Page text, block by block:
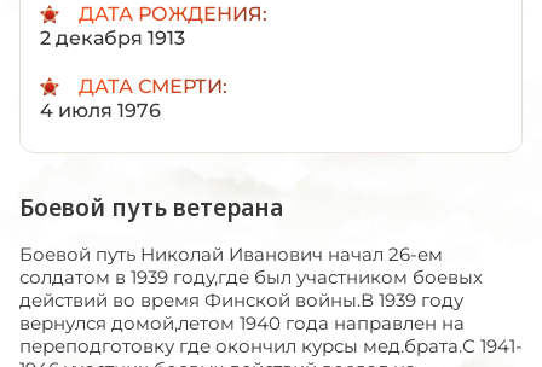
ДАТА РОЖДЕНИЯ:
2 декабря 1913
ДАТА СМЕРТИ:
4 июля 1976
Боевой путь ветерана
Боевой путь Николай Иванович начал 26-ем
солдатом в 1939 году,где был участником боевых
действий во время Финской войны.В 1939 году
вернулся домой,летом 1940 года направлен на
переподготовку где окончил курсы мед.брата.С 1941-